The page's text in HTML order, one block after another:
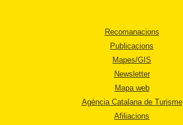
Recomanacions
Publicacions
Mapes/GIS
Newsletter
Mapa web
Agència Catalana de Turisme
Afiliacions